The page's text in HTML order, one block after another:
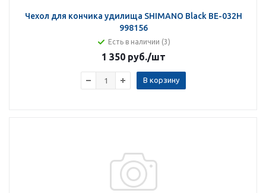
Чехол для кончика удилища SHIMANO Black BE-032H
998156
Есть в наличии (3)
1 350 руб./шт
В корзину